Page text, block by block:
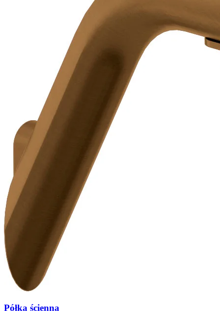
Półka ścienna